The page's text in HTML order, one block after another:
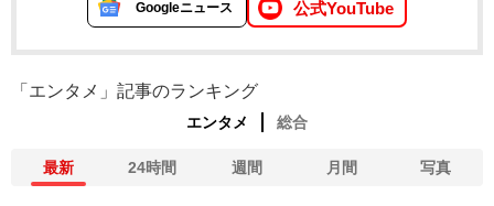
Googleニュース 公式YouTube
「エンタメ」記事のランキング
エンタメ 総合
最新 24時間 週間 月間 写真